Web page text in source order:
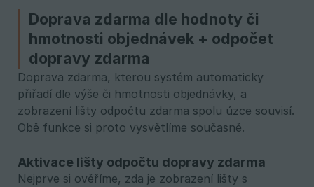
Doprava zdarma dle hodnoty či
hmotnosti objednávek + odpočet
dopravy zdarma
Doprava zdarma, kterou systém automaticky
přiřadí dle výše či hmotnosti objednávky, a
zobrazení lišty odpočtu zdarma spolu úzce souvisí.
Obě funkce si proto vysvětlíme současně.
Aktivace lišty odpočtu dopravy zdarma
Nejprve si ověříme, zda je zobrazení lišty s